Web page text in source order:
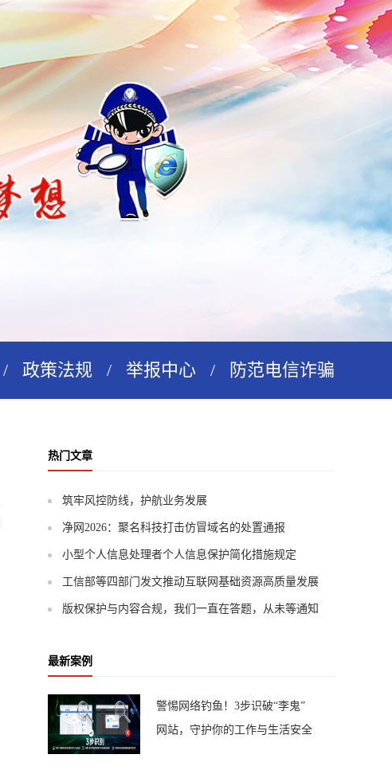
/ 政策法规 / 举报中心 / 防范电信诈骗
热门文章
筑牢风控防线，护航业务发展
净网2026：聚名科技打击仿冒域名的处置通报
小型个人信息处理者个人信息保护简化措施规定
工信部等四部门发文推动互联网基础资源高质量发展
版权保护与内容合规，我们一直在答题，从未等通知
最新案例
警惕网络钓鱼！3步识破“李鬼”
网站，守护你的工作与生活安全